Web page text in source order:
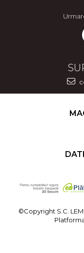
©Copyright S.C.